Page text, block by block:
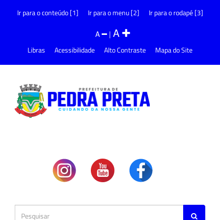
Ir para o conteúdo [1] Ir para o menu [2] Ir para o rodapé [3]
A |A
Libras Acessibilidade Alto Contraste Mapa do Site